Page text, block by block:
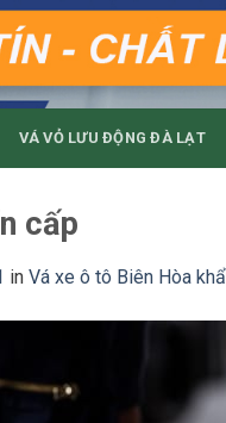
VÁ VỎ LƯU ĐỘNG ĐÀ LẠT
cấp
in Vá xe ô tô Biên Hòa